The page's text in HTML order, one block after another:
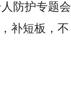
防护专题会
补短板，不